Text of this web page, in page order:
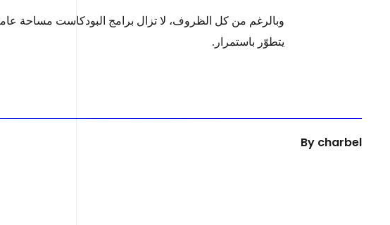
وبالرغم من كل الظروف، لا تزال برامج البودكاست مساحة
يتطوّر باستمرار.
By charbel